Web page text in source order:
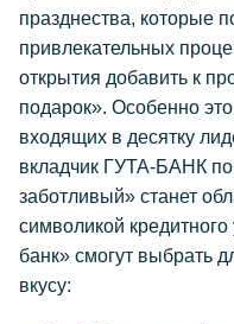
празднества, которые
привлекательных
открытия добавить к
подарок». Особенно
входящих в десятку
вкладчик ГУТА-БАНК
заботливый» станет
символикой
банк» смогут выбрать
вкусу: